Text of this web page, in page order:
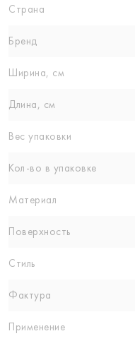
Страна
Бренд
Ширина, см
Длина, см
Вес упаковки
Кол-вo в упаковке
Материал
Поверхность
Стиль
Фактура
Применение